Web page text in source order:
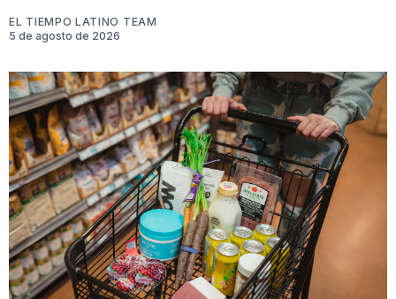
EL TIEMPO LATINO TEAM
5 de agosto de 2026